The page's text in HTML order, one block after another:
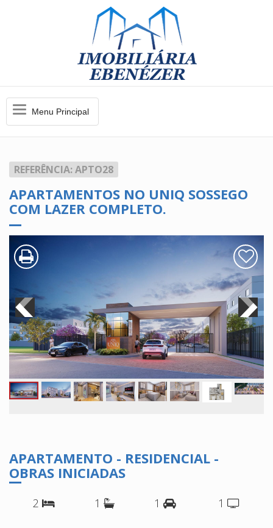
MenuMenu Principal
REFERÊNCIA: APTO28
APARTAMENTOS NO UNIQ SOSSEGO
COM LAZER COMPLETO.
APARTAMENTO - RESIDENCIAL -
OBRAS INICIADAS
2 1 1 1